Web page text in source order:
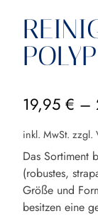
19,95€ –
inkl. MwSt. zzgl.
Das Sortiment
(robustes,
Größe und
besitzen eine